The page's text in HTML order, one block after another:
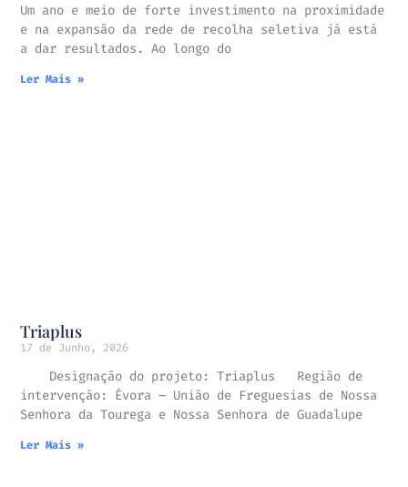
Um ano e meio de forte investimento na proximidade
e na expansão da rede de recolha seletiva já está
a dar resultados. Ao longo do
Ler Mais »
Triaplus
17 de Junho, 2026
Designação do projeto: Triaplus Região de
intervenção: Évora – União de Freguesias de Nossa
Senhora da Tourega e Nossa Senhora de Guadalupe
Ler Mais »